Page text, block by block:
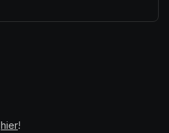
(opens in a new tab)
hier(opens in a new tab)
!